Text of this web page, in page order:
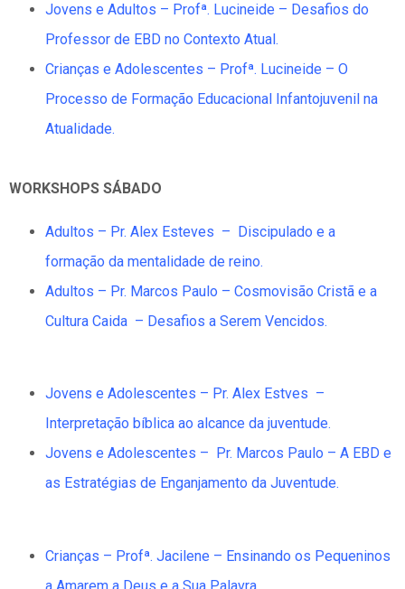
Jovens e Adultos – Profª. Lucineide – Desafios do
Professor de EBD no Contexto Atual.
Crianças e Adolescentes – Profª. Lucineide – O
Processo de Formação Educacional Infantojuvenil na
Atualidade.
WORKSHOPS SÁBADO
Adultos – Pr. Alex Esteves – Discipulado e a
formação da mentalidade de reino.
Adultos – Pr. Marcos Paulo – Cosmovisão Cristã e a
Cultura Caida – Desafios a Serem Vencidos.
Jovens e Adolescentes – Pr. Alex Estves –
Interpretação bíblica ao alcance da juventude.
Jovens e Adolescentes –
Pr. Marcos Paulo – A EBD e
as Estratégias de Enganjamento da Juventude.
Crianças – Profª. Jacilene – Ensinando os Pequeninos
a Amarem a Deus e a Sua Palavra.